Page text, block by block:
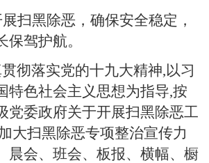
扫黑除恶，确保安全稳定，
保驾护航。
贯彻落实党的十九大精神,以习
特色社会主义思想为指导,按
党委政府关于开展扫黑除恶工
大扫黑除恶专项整治宣传力
晨会、班会、板报、横幅、橱